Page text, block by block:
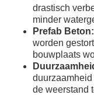
drastisch
minder
Prefab Beton:
worden
bouwplaats
de weerstand